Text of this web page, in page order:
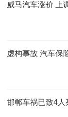
威马汽车涨价 上
虚构事故 汽车保
邯郸车祸已致4人